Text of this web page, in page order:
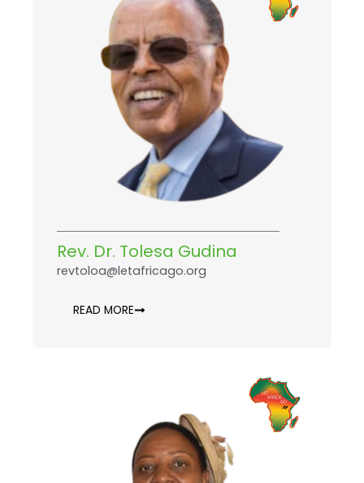
Rev. Dr. Tolesa Gudina
revtoloa@letafricago.org
READ MORE